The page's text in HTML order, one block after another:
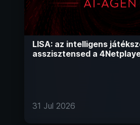
LISA: az intelligens
asszisztensed a
31 Jul 2026